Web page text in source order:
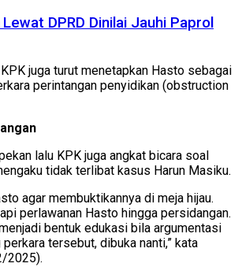
DPRD Dinilai Jauhi Paprol
juga turut menetapkan Hasto sebagai
perintangan penyidikan (obstruction
lalu KPK juga angkat bicara soal
tidak terlibat kasus Harun Masiku.
agar membuktikannya di meja hijau.
perlawanan Hasto hingga persidangan.
bentuk edukasi bila argumentasi
tersebut, dibuka nanti,” kata
2025).